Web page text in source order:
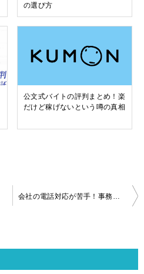
の選び方
公文式バイトの評判まとめ！楽
だけど稼げないという噂の真相
会社の電話対応が苦手！事務職で電話応対なしの求人を見分ける方法とは？